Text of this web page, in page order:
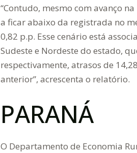
“Contudo, mesmo com avanço
a ficar abaixo da registrada no
0,82 p.p. Esse cenário está
Sudeste e Nordeste do estado,
respectivamente, atrasos de
anterior”, acrescenta o relatório.
PARANÁ
O Departamento de Economia